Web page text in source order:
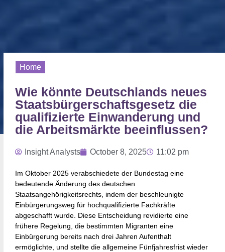
Home
Wie könnte Deutschlands neues
Staatsbürgerschaftsgesetz die
qualifizierte Einwanderung und
die Arbeitsmärkte beeinflussen?
Insight Analysts October 8, 2025 11:02 pm
Im Oktober 2025 verabschiedete der Bundestag eine
bedeutende Änderung des deutschen
Staatsangehörigkeitsrechts, indem der beschleunigte
Einbürgerungsweg für hochqualifizierte Fachkräfte
abgeschafft wurde. Diese Entscheidung revidierte eine
frühere Regelung, die bestimmten Migranten eine
Einbürgerung bereits nach drei Jahren Aufenthalt
ermöglichte, und stellte die allgemeine Fünfjahresfrist wieder